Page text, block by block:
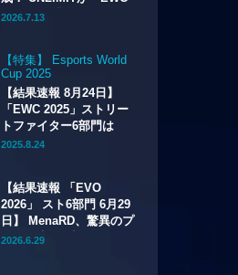
2026」の『Apex
2026.7.13
【特集】 Esports World
Cup 2025
【結果速報 8月24日】
「EWC 2025」ストリー
トファイター6部門は
Xiaohaiが2連覇！
2025.8.24
【結果速報 「EVO
2026」 スト6部門 6月29
日】 MenaRD、驚異のプ
レミア大会2連覇！
2026.6.29